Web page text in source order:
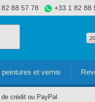
88 57 78 +33 1 82 88
peintures et vernis
crédit ou PayPal